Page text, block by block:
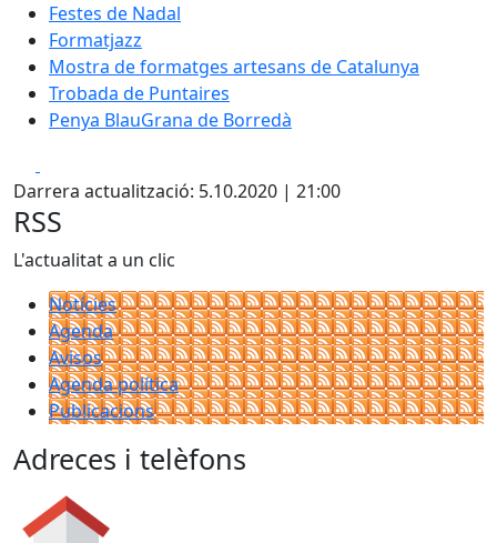
Festes de Nadal
Formatjazz
Mostra de formatges artesans de Catalunya
Trobada de Puntaires
Penya BlauGrana de Borredà
Darrera actualització: 5.10.2020 | 21:00
RSS
L'actualitat a un clic
Notícies
Agenda
Avisos
Agenda política
Publicacions
Adreces i telèfons